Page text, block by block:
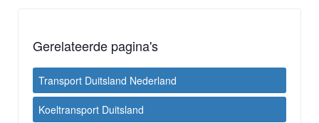
Gerelateerde pagina's
Transport Duitsland Nederland
Koeltransport Duitsland